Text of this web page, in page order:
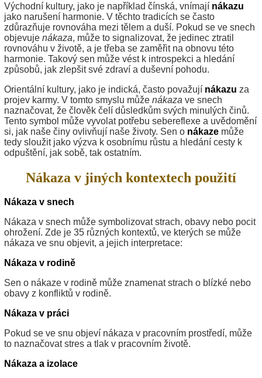
Východní kultury, jako je například čínská, vnímají nákazu
jako narušení harmonie. V těchto tradicích se často
zdůrazňuje rovnováha mezi tělem a duší. Pokud se ve snech
objevuje nákaza, může to signalizovat, že jedinec ztratil
rovnováhu v životě, a je třeba se zaměřit na obnovu této
harmonie. Takový sen může vést k introspekci a hledání
způsobů, jak zlepšit své zdraví a duševní pohodu.
Orientální kultury, jako je indická, často považují nákazu za
projev karmy. V tomto smyslu může nákaza ve snech
naznačovat, že člověk čelí důsledkům svých minulých činů.
Tento symbol může vyvolat potřebu sebereflexe a uvědomění
si, jak naše činy ovlivňují naše životy. Sen o nákaze může
tedy sloužit jako výzva k osobnímu růstu a hledání cesty k
odpuštění, jak sobě, tak ostatním.
Nákaza v jiných kontextech použití
Nákaza v snech
Nákaza v snech může symbolizovat strach, obavy nebo pocit
ohrožení. Zde je 35 různých kontextů, ve kterých se může
nákaza ve snu objevit, a jejich interpretace:
Nákaza v rodině
Sen o nákaze v rodině může znamenat strach o blízké nebo
obavy z konfliktů v rodině.
Nákaza v práci
Pokud se ve snu objeví nákaza v pracovním prostředí, může
to naznačovat stres a tlak v pracovním životě.
Nákaza a izolace